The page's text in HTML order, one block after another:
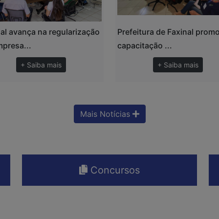
avança na regularização
+ Saiba mais
Prefeitura de Faxinal
capacitação ...
+ Saiba mais
Mais Notícias
Concursos